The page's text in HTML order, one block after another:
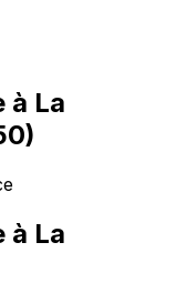
à La
à La